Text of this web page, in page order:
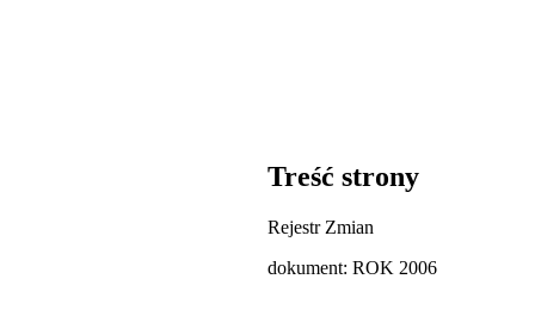
Treść strony
Rejestr Zmian
dokument: ROK 2006